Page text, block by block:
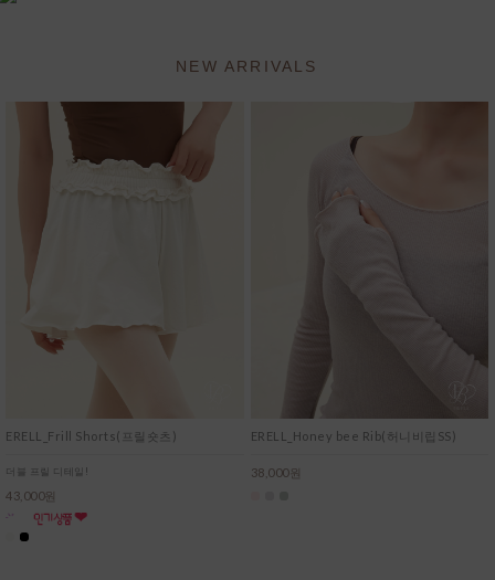
NEW ARRIVALS
ERELL_Frill Shorts(프릴숏츠)
더블 프릴 디테일!
43,000원
ERELL_Honey bee Rib(허니비립SS)
38,000원